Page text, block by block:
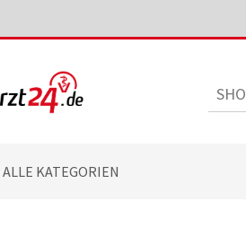
ALLE KATEGORIEN